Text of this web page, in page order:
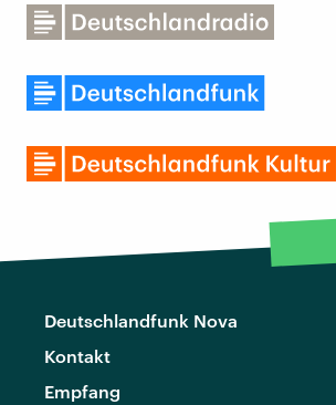
Deutschlandfunk Nova
Kontakt
Empfang